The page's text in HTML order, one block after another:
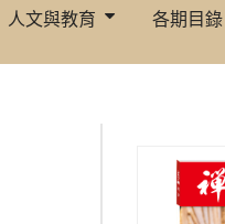
人文與教育 各期目錄